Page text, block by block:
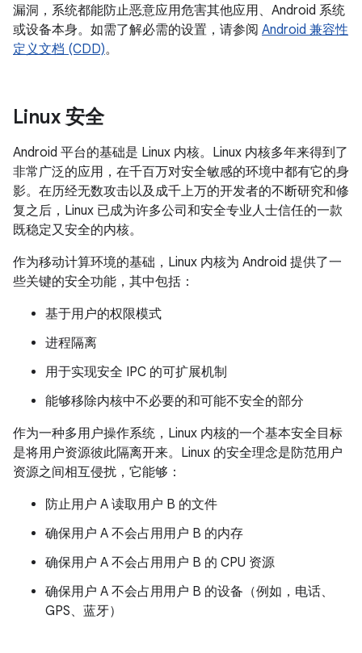
漏洞，系统都能防止恶意应用危害其他应用、Android 系统
或设备本身。如需了解必需的设置，请参阅 Android 兼容性
定义文档 (CDD)。
Linux 安全
Android 平台的基础是 Linux 内核。Linux 内核多年来得到了
非常广泛的应用，在千百万对安全敏感的环境中都有它的身
影。在历经无数攻击以及成千上万的开发者的不断研究和修
复之后，Linux 已成为许多公司和安全专业人士信任的一款
既稳定又安全的内核。
作为移动计算环境的基础，Linux 内核为 Android 提供了一
些关键的安全功能，其中包括：
基于用户的权限模式
进程隔离
用于实现安全 IPC 的可扩展机制
能够移除内核中不必要的和可能不安全的部分
作为一种多用户操作系统，Linux 内核的一个基本安全目标
是将用户资源彼此隔离开来。Linux 的安全理念是防范用户
资源之间相互侵扰，它能够：
防止用户 A 读取用户 B 的文件
确保用户 A 不会占用用户 B 的内存
确保用户 A 不会占用用户 B 的 CPU 资源
确保用户 A 不会占用用户 B 的设备（例如，电话、
GPS、蓝牙）